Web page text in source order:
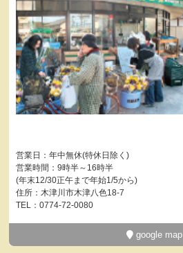
営業日：年中無休(特休日除く)
営業時間：9時半～16時半
(年末12/30正午まで年始1/5から)
住所：木津川市木津八色18-7
TEL：0774-72-0080
google map